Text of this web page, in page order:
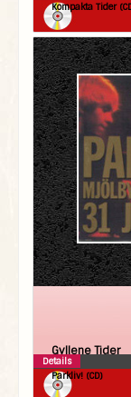
Kompakta Tider
Gyllene Tider
Parkliv! (CD)
Details